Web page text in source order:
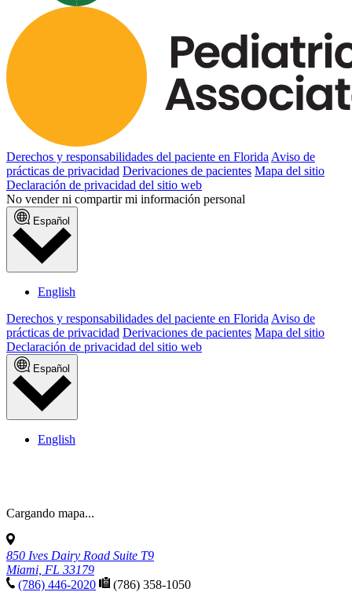
Derechos y responsabilidades del paciente en Florida Aviso de
prácticas de privacidad Derivaciones de pacientes Mapa del sitio
Declaración de privacidad del sitio web
No vender ni compartir mi información personal
Español
English
Derechos y responsabilidades del paciente en Florida Aviso de
prácticas de privacidad Derivaciones de pacientes Mapa del sitio
Declaración de privacidad del sitio web
Español
English
Cargando mapa...
850 Ives Dairy Road Suite T9
Miami, FL 33179
(786) 446-2020
(786) 358-1050